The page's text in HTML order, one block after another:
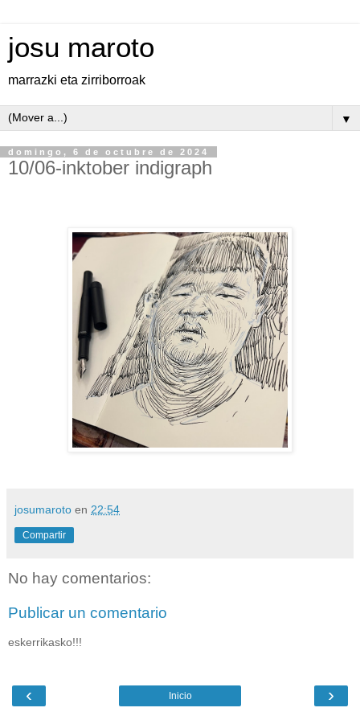
josu maroto
marrazki eta zirriborroak
▼
domingo, 6 de octubre de 2024
10/06-inktober indigraph
josumaroto en 22:54
Compartir
No hay comentarios:
Publicar un comentario
eskerrikasko!!!
‹ ›
Inicio